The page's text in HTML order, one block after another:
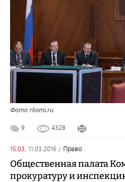
Фото rkomi.ru
9 4328
15:03, 11.03.2016 / право
Общественная палата
прокуратуру и